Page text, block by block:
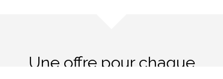
Une offre pour chaque